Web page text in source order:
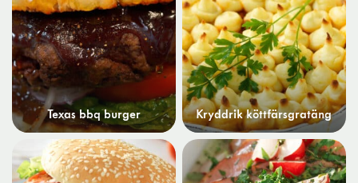
Texas bbq burger Kryddrik köttfärsgratäng